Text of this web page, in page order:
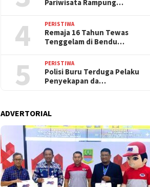
Pariwisata Rampung…
4 PERISTIWA
Remaja 16 Tahun Tewas
Tenggelam di Bendu…
5 PERISTIWA
Polisi Buru Terduga Pelaku
Penyekapan da…
ADVERTORIAL